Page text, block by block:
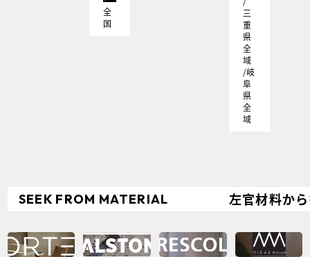
全
国
三
重
県
全
域
/岐
阜
県
全
域
SEEK FROM MATERIAL 左官材料か